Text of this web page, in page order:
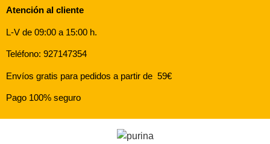
Atención al cliente
L-V de 09:00 a 15:00 h.
Teléfono: 927147354
Envíos gratis para pedidos a partir de 59€
Pago 100% seguro